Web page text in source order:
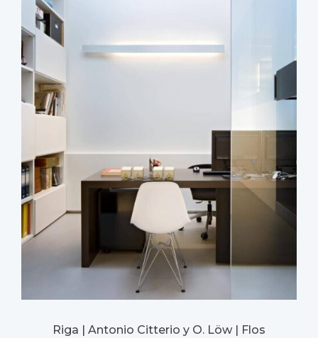
Riga | Antonio Citterio y O. Löw | Flos